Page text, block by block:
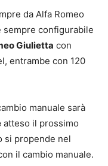
da Alfa Romeo
sempre configurabile
Giulietta con
entrambe con 120
manuale sarà
atteso il prossimo
si propende nel
il cambio manuale.